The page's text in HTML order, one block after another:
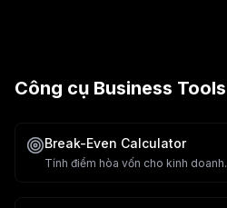
Công cụ Business Tools
Break-Even Calculator
Tính điểm hòa vốn cho kinh doanh.